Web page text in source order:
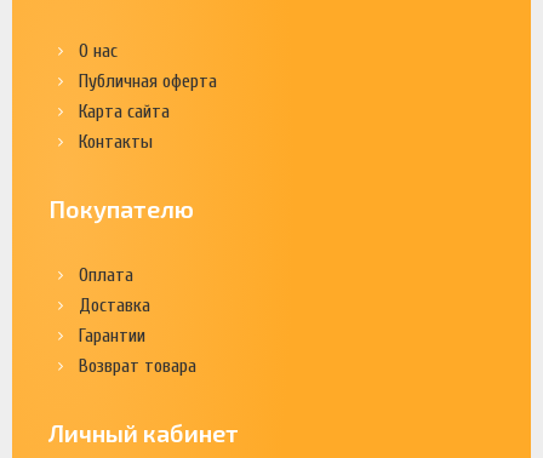
О нас
Публичная оферта
Карта сайта
Контакты
Покупателю
Оплата
Доставка
Гарантии
Возврат товара
Личный кабинет